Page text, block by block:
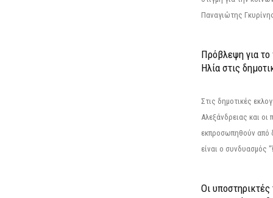
Παναγιώτης
Πρόβλεψη για
Ηλία στις
Στις δημοτικές
Αλεξάνδρειας και οι
εκπροσωπηθούν από
είναι ο συνδυασμός
Οι